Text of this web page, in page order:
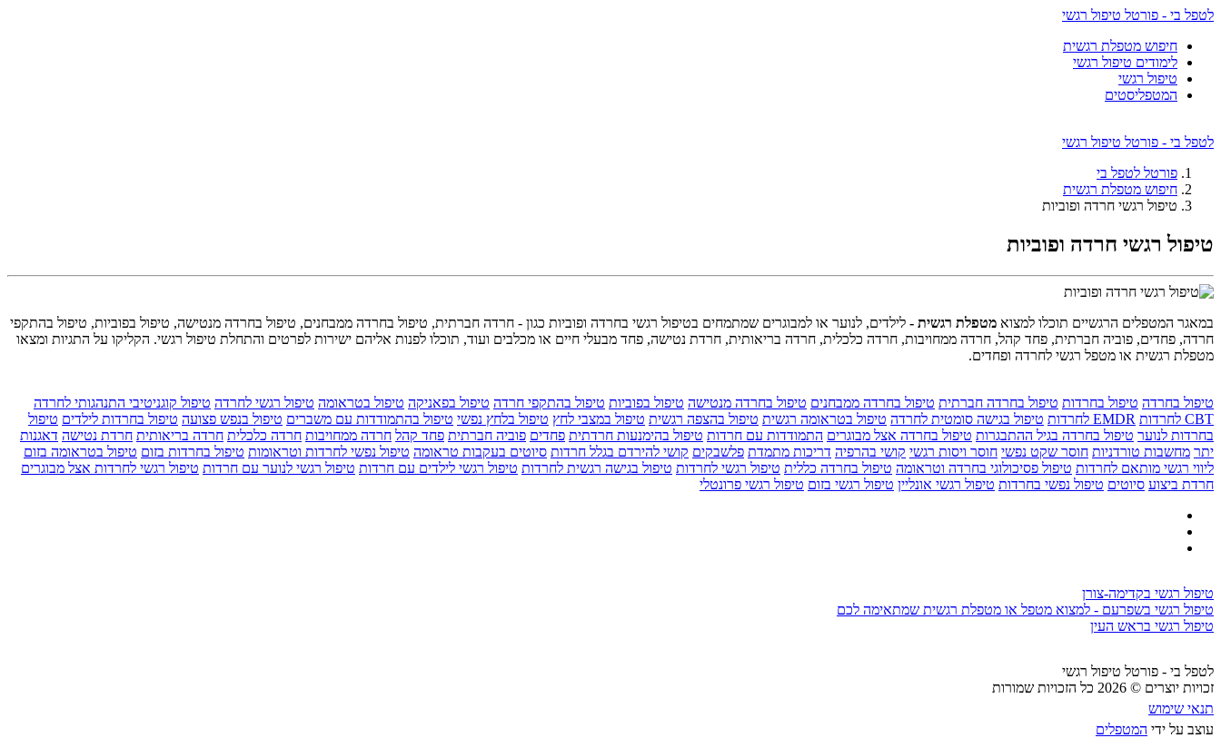
לטפל בי - פורטל טיפול רגשי
חיפוש מטפלת רגשית
לימודים טיפול רגשי
טיפול רגשי
המטפליסטים
לטפל בי - פורטל טיפול רגשי
פורטל לטפל בי
חיפוש מטפלת רגשית
טיפול רגשי חרדה ופוביות
טיפול רגשי חרדה ופוביות
במאגר המטפלים הרגשיים תוכלו למצוא מטפלת רגשית - לילדים, לנוער או למבוגרים שמתמחים בטיפול רגשי בחרדה ופוביות כגון - חרדה חברתית, טיפול בחרדה ממבחנים, טיפול בחרדה מנטישה, טיפול בפוביות, טיפול בהתקפי
חרדה, פחדים, פוביה חברתית, פחד קהל, חרדה ממחויבות, חרדה כלכלית, חרדה בריאותית, חרדת נטישה, פחד מבעלי חיים או מכלבים ועוד, תוכלו לפנות אליהם ישירות לפרטים והתחלת טיפול רגשי. הקליקו על התגיות ומצאו
מטפלת רגשית או מטפל רגשי לחרדה ופחדים.
טיפול בחרדה טיפול בחרדות טיפול בחרדה חברתית טיפול בחרדה ממבחנים טיפול בחרדה מנטישה טיפול בפוביות טיפול בהתקפי חרדה טיפול בפאניקה טיפול בטראומה טיפול רגשי לחרדה טיפול קוגניטיבי התנהגותי לחרדה
CBT לחרדות
EMDR לחרדות טיפול בגישה סומטית לחרדה טיפול בטראומה רגשית טיפול בהצפה רגשית טיפול במצבי לחץ טיפול בלחץ נפשי טיפול בהתמודדות עם משברים טיפול בנפש פצועה טיפול בחרדות לילדים טיפול
בחרדות לנוער טיפול בחרדה בגיל ההתבגרות טיפול בחרדה אצל מבוגרים התמודדות עם חרדות טיפול בהימנעות חרדתית פחדים פוביה חברתית פחד קהל חרדה ממחויבות חרדה כלכלית חרדה בריאותית חרדת נטישה דאגנות
יתר מחשבות טורדניות חוסר שקט נפשי חוסר ויסות רגשי קושי בהרפיה דריכות מתמדת פלשבקים קושי להירדם בגלל חרדות סיוטים בעקבות טראומה טיפול נפשי לחרדות וטראומות טיפול בחרדות בזום טיפול בטראומה בזום
ליווי רגשי מותאם לחרדות טיפול פסיכולוגי בחרדה וטראומה טיפול בחרדה כללית טיפול רגשי לחרדות טיפול בגישה רגשית לחרדות טיפול רגשי לילדים עם חרדות טיפול רגשי לנוער עם חרדות טיפול רגשי לחרדות אצל מבוגרים
חרדת ביצוע סיוטים טיפול נפשי בחרדות טיפול רגשי אונליין טיפול רגשי בזום טיפול רגשי פרונטלי
טיפול רגשי בקדימה-צורן
טיפול רגשי בשפרעם - למצוא מטפל או מטפלת רגשית שמתאימה לכם
טיפול רגשי בראש העין
לטפל בי - פורטל טיפול רגשי
זכויות יוצרים © 2026 כל הזכויות שמורות
תנאי שימוש
עוצב על ידי המטפלים